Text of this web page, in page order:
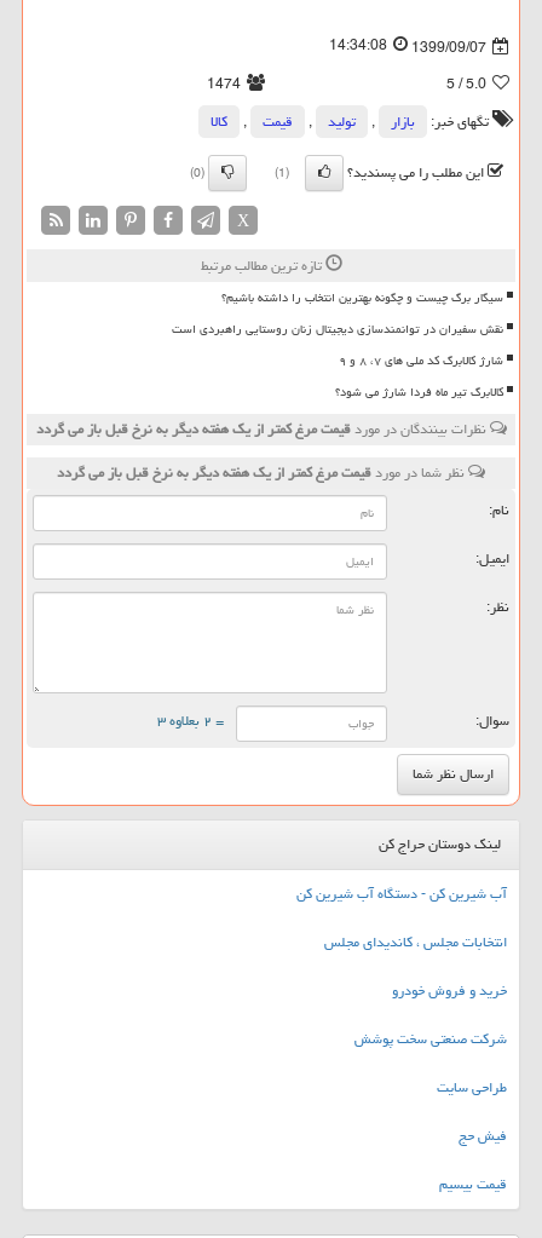
1399/09/07
14:34:08
5.0
/ 5
1474
تگهای خبر:
بازار , تولید , قیمت ,
كالا
این مطلب را می پسندید؟
(1)
(0)
X
تازه ترین مطالب مرتبط
سیگار برگ چیست و چگونه بهترین انتخاب را داشته باشیم؟
نقش سفیران در توانمندسازی دیجیتال زنان روستایی راهبردی است
شارژ کالابرگ کد ملی های ۷، ۸ و ۹
کالابرگ تیر ماه فردا شارژ می شود؟
نظرات بینندگان در موردقیمت مرغ كمتر از یك هفته دیگر به نرخ قبل باز می گردد
نظر شما در موردقیمت مرغ كمتر از یك هفته دیگر به نرخ قبل باز می گردد
نام:
ایمیل:
نظر:
سوال: = ۲ بعلاوه ۳
لینک دوستان حراج کن
آب شیرین کن - دستگاه آب شیرین کن
انتخابات مجلس ، کاندیدای مجلس
خرید و فروش خودرو
شرکت صنعتی سخت پوشش
طراحی سایت
فیش حج
قیمت بیسیم